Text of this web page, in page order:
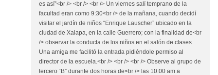
es así”<br /> <br /> <br /> Un viernes salí temprano de la
facultad eran como 9:30<br /> de la mañana, cuando decidí
visitar el jardín de niños “Enrique Lauscher” ubicado en la
ciudad de Xalapa, en la calle Guerrero; con la finalidad de<br
/> observar la conducta de los niños en el salón de clases.
Una amiga me facilitó la entrada pidiéndole permiso al
director de la escuela.<br /> <br /> <br /> Observe al grupo de
tercero “B” durante dos horas de<br /> las 10:00 am a